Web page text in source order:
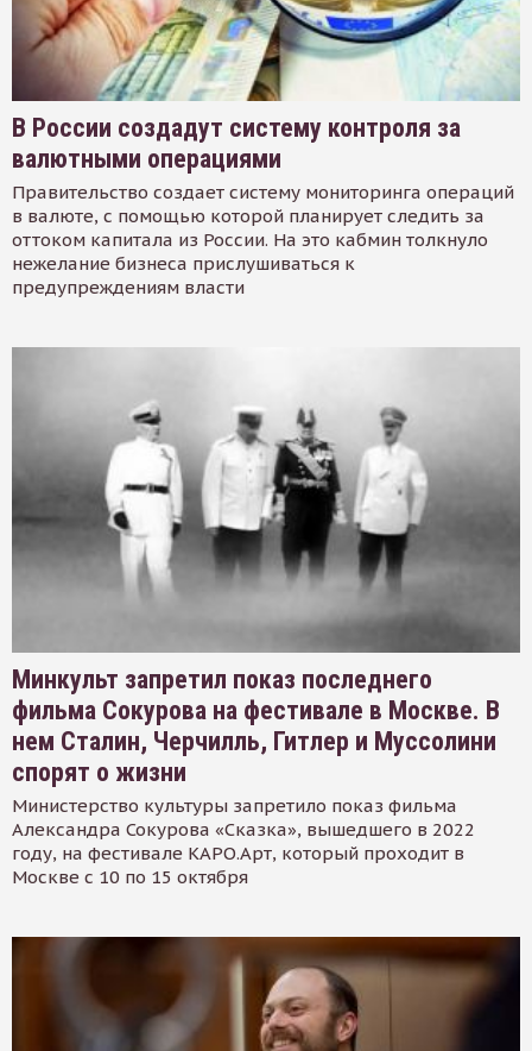
В России создадут систему контроля за
валютными операциями
Правительство создает систему мониторинга операций
в валюте, с помощью которой планирует следить за
оттоком капитала из России. На это кабмин толкнуло
нежелание бизнеса прислушиваться к
предупреждениям власти
Минкульт запретил показ последнего
фильма Сокурова на фестивале в Москве. В
нем Сталин, Черчилль, Гитлер и Муссолини
спорят о жизни
Министерство культуры запретило показ фильма
Александра Сокурова «Сказка», вышедшего в 2022
году, на фестивале КАРО.Арт, который проходит в
Москве с 10 по 15 октября